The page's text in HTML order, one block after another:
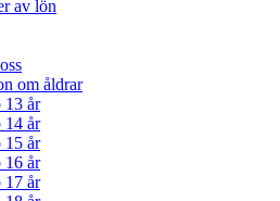
av lön
om åldrar
13 år
14 år
15 år
16 år
17 år